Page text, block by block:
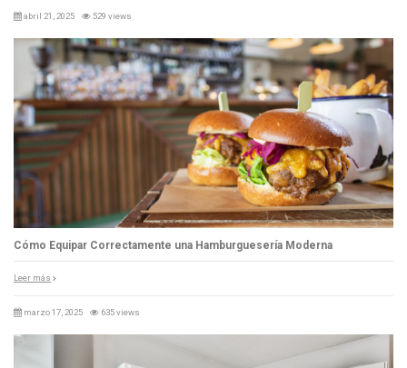
abril 21, 2025 529 views
Cómo Equipar Correctamente una Hamburguesería Moderna
Leer más
marzo 17, 2025 635 views